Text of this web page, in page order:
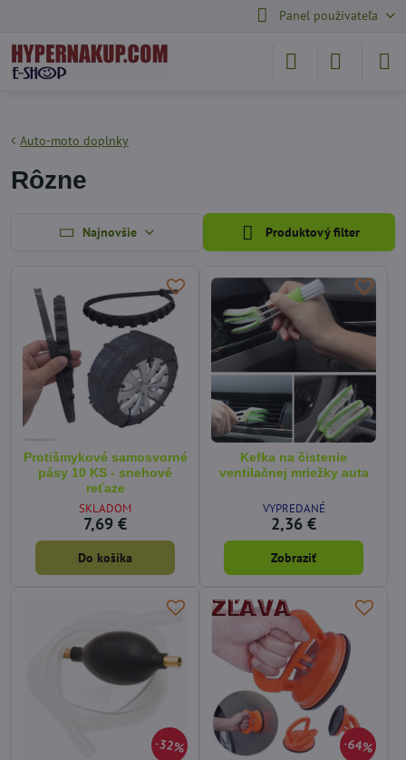
Panel používateľa
Auto-moto doplnky
Rôzne
Najnovšie Produktový filter
Protišmykové samosvorné
pásy 10 KS - snehové
reťaze
SKLADOM
7,69 €
Do košíka
Kefka na čistenie
ventilačnej mriežky auta
VYPREDANÉ
2,36 €
Zobraziť
32% 64%